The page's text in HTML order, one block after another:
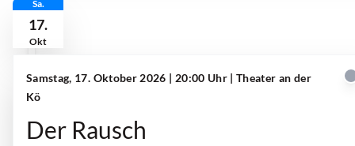
Sa.
17.
Okt
Samstag, 17. Oktober 2026 | 20:00 Uhr | Theater an der
Kö
Der Rausch